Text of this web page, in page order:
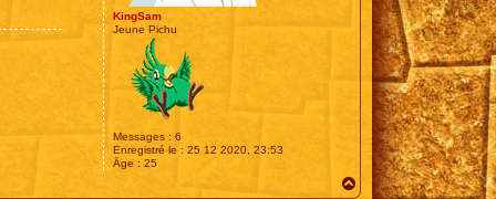
KingSam
Jeune Pichu
Messages : 6
Enregistré le : 25 12 2020, 23:53
Âge : 25